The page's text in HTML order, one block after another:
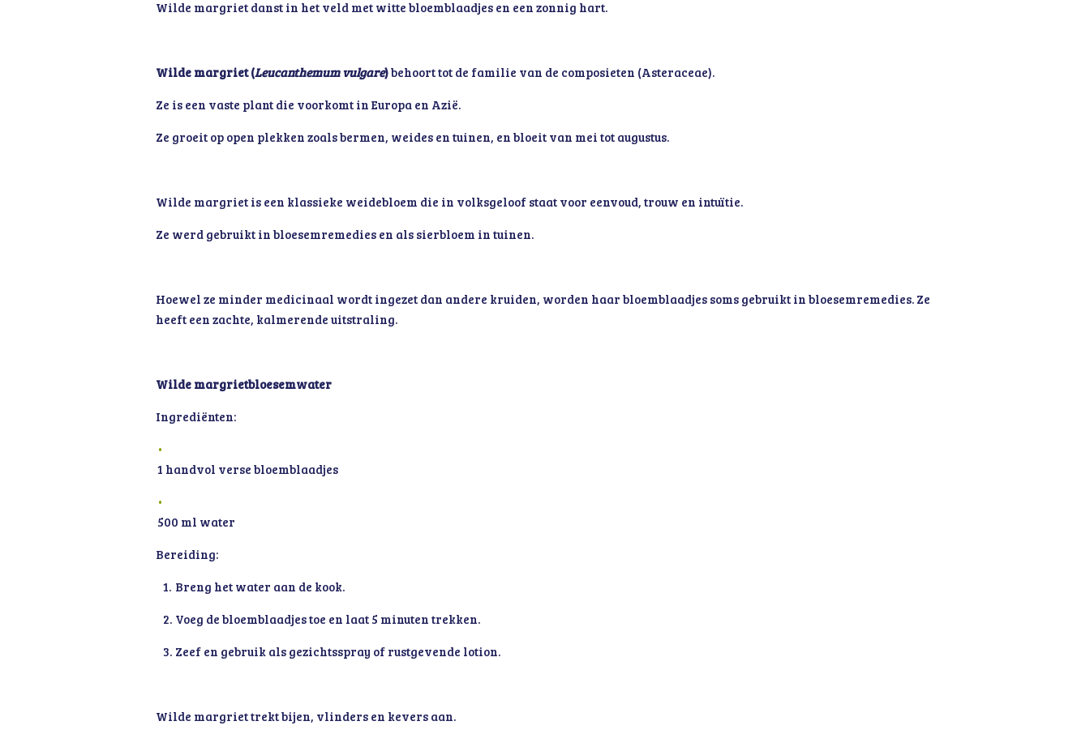
Wilde margriet danst in het veld met witte bloemblaadjes en een zonnig hart.
Wilde margriet (Leucanthemum vulgare)behoort tot de familie van de composieten (Asteraceae).
Ze is een vaste plant die voorkomt in Europa en Azië.
Ze groeit op open plekken zoals bermen, weides en tuinen, en bloeit van mei tot augustus.
Wilde margriet is een klassieke weidebloem die in volksgeloof staat voor eenvoud, trouw en intuïtie.
Ze werd gebruikt in bloesemremedies en als sierbloem in tuinen.
Hoewel ze minder medicinaal wordt ingezet dan andere kruiden, worden haar bloemblaadjes soms gebruikt in bloesemremedies. Ze
heeft een zachte, kalmerende uitstraling.
Wilde margrietbloesemwater
Ingrediënten:
1 handvol verse bloemblaadjes
500 ml water
Bereiding:
Breng het water aan de kook.
Voeg de bloemblaadjes toe en laat 5 minuten trekken.
Zeef en gebruik als gezichtsspray of rustgevende lotion.
Wilde margriet trekt bijen, vlinders en kevers aan.